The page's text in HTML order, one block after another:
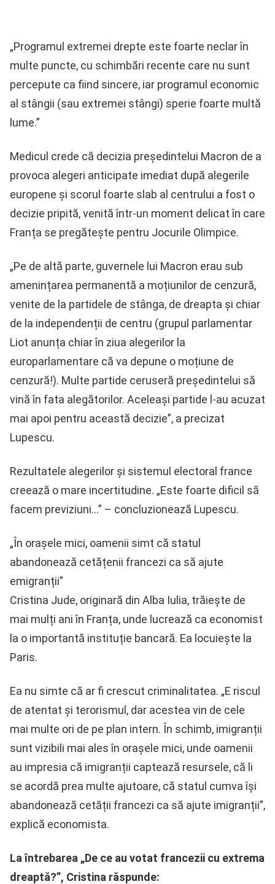
„Programul extremei drepte este foarte neclar în
multe puncte, cu schimbări recente care nu sunt
percepute ca fiind sincere, iar programul economic
al stângii (sau extremei stângi) sperie foarte multă
lume.”
Medicul crede că decizia președintelui Macron de a
provoca alegeri anticipate imediat după alegerile
europene și scorul foarte slab al centrului a fost o
decizie pripită, venită într-un moment delicat în care
Franța se pregătește pentru Jocurile Olimpice.
„Pe de altă parte, guvernele lui Macron erau sub
amenințarea permanentă a moțiunilor de cenzură,
venite de la partidele de stânga, de dreapta și chiar
de la independenții de centru (grupul parlamentar
Liot anunța chiar în ziua alegerilor la
europarlamentare că va depune o moțiune de
cenzură!). Multe partide ceruseră președintelui să
vină în fata alegătorilor. Aceleași partide l-au acuzat
mai apoi pentru această decizie”, a precizat
Lupescu.
Rezultatele alegerilor și sistemul electoral france
creează o mare incertitudine. „Este foarte dificil să
facem previziuni…” – concluzionează Lupescu.
„În orașele mici, oamenii simt că statul
abandonează cetățenii francezi ca să ajute
emigranții”
Cristina Jude, originară din Alba Iulia, trăiește de
mai mulți ani în Franța, unde lucrează ca economist
la o importantă instituție bancară. Ea locuiește la
Paris.
Ea nu simte că ar fi crescut criminalitatea. „E riscul
de atentat și terorismul, dar acestea vin de cele
mai multe ori de pe plan intern. În schimb, imigranții
sunt vizibili mai ales în orașele mici, unde oamenii
au impresia că imigranții captează resursele, că li
se acordă prea multe ajutoare, că statul cumva își
abandonează cetății francezi ca să ajute imigranții”,
explică economista.
La întrebarea „De ce au votat francezii cu extrema
dreaptă?”, Cristina răspunde: